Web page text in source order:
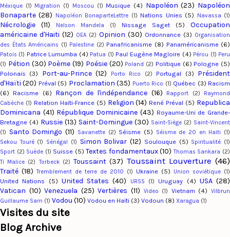
Méxique (1) Migration (1) Moscou (1) Musique (4) Napoléon (23) Napoléon
Bonaparte (28) Napoléon BonaparteLettre (1) Nations Unies (5) Navassa (1)
Nécrologie (11) Nelson Mandela (1) Nissage Saget (5)
Occupation
américaine d'Haiti (12) OEA (2) Opinion (30) Ordonnance (3) Organisation
des États Américains (1) Palestine (2) Panafricanisme (8) Panaméricanisme (6)
Patois (1) Patrice Lumumba (4) Patua (1) Paul Eugène Magloire (4) Pérou (1) Peru
(1) Pétion (30) Poème (19) Poésie (20) Poland (2) Politique (6) Pologne (5)
Polonais (3) Port-au-Prince (12) Porto Rico (2) Portugal (3) Président
d'Haïti (20) Préval (5) Proclamation (35) Puerto Rico (1) Québec (3) Racism
(6) Racisme (6) Rançon de l'indépendance (16) Rapport (2)
Raymond
Cabèche (1) Relation Haïti-France (5) Religion (14) René Préval (5) Republica
Dominicana (41) République Dominicaine (43) Royaume-Uni de Grande-
Bretagne (4) Russie (13) Saint-Domingue (30) Saint-Siège (2) Saint-Vincent
(1)
Santo Domingo (11) Savanette (2) Séisme (5) Séisme de 20 en Haiti
(1)
Sekou Touré (1) Sénégal (1) Simon Bolivar (12) Soulouque (5) Spiritualité (1)
Sport (2) Suède (1) Suisse (5) Textes fondamentaux (10) Thomas Sankara (2)
Ti Malice (2) Torbeck (2) Toussaint (37) Toussaint Louverture (46)
Traité (18) Tremblement de terre de 2010 (1) Ukraine (5) Union soviétique (1)
United Nations (5) United States (40) URSS (1) Uruguay (4) USA (28)
Vatican (10) Venezuela (25) Vertières (11) Video (1) Vietnam (4)
Vilbrun
Guillaume Sam (1) Vodou (10) Vodou en Haïti (3) Vodoun (8) Xaragua (1)
Visites du site
Blog Archive